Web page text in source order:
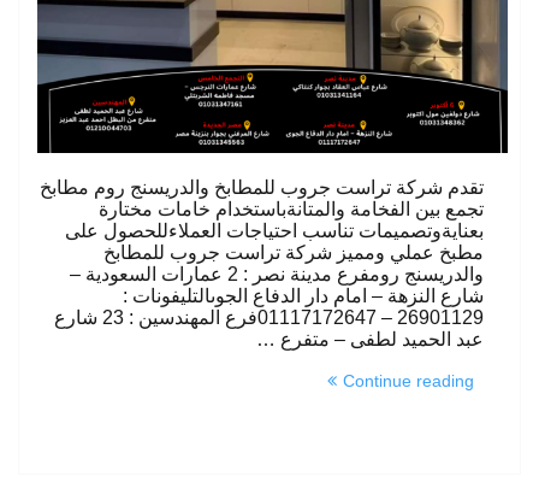
تقدم شركة تراست جروب للمطابخ والدريسنج روم مطابخ
تجمع بين الفخامة والمتانةباستخدام خامات مختارة
بعنايةوتصميمات تناسب احتياجات العملاءللحصول على
مطبخ عملي ومميز شركة تراست جروب للمطابخ
والدريسنج رومفرع مدينة نصر : 2 عمارات السعودية –
شارع النزهة – امام دار الدفاع الجوىالتليفونات :
26901129 – 01117172647فرع المهندسين : 23 شارع
عبد الحميد لطفى – متفرع …
Continue reading
“أناقة